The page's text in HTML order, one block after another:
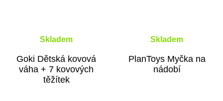
Skladem
Goki Dětská kovová
váha + 7 kovových
těžítek
Skladem
PlanToys Myčka na
nádobí